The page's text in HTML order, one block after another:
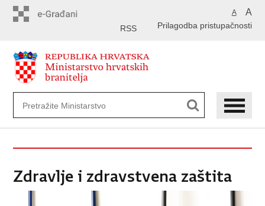
A A
Prilagodba pristupačnosti
RSS
Zdravlje i zdravstvena zaštita